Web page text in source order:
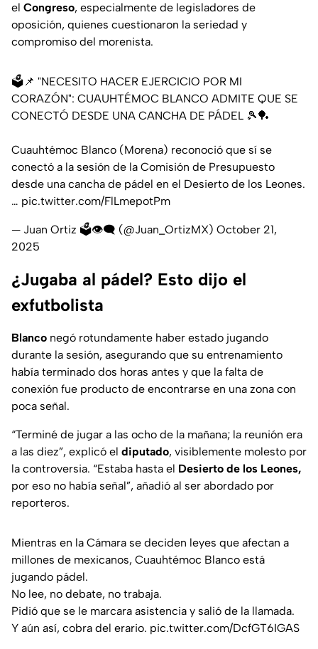
el Congreso, especialmente de legisladores de
oposición, quienes cuestionaron la seriedad y
compromiso del morenista.
🗳📌 "NECESITO HACER EJERCICIO POR MI
CORAZÓN": CUAUHTÉMOC BLANCO ADMITE QUE SE
CONECTÓ DESDE UNA CANCHA DE PÁDEL 🎾🏓
Cuauhtémoc Blanco (Morena) reconoció que sí se
conectó a la sesión de la Comisión de Presupuesto
desde una cancha de pádel en el Desierto de los Leones.
… pic.twitter.com/FlLmepotPm
— Juan Ortiz 🗳️👁‍🗨 (@Juan_OrtizMX) October 21,
2025
¿Jugaba al pádel? Esto dijo el
exfutbolista
Blanco negó rotundamente haber estado jugando
durante la sesión, asegurando que su entrenamiento
había terminado dos horas antes y que la falta de
conexión fue producto de encontrarse en una zona con
poca señal.
“Terminé de jugar a las ocho de la mañana; la reunión era
a las diez”, explicó el diputado, visiblemente molesto por
la controversia. “Estaba hasta el Desierto de los Leones,
por eso no había señal”, añadió al ser abordado por
reporteros.
Mientras en la Cámara se deciden leyes que afectan a
millones de mexicanos, Cuauhtémoc Blanco está
jugando pádel.
No lee, no debate, no trabaja.
Pidió que se le marcara asistencia y salió de la llamada.
Y aún así, cobra del erario. pic.twitter.com/DcfGT6IGAS